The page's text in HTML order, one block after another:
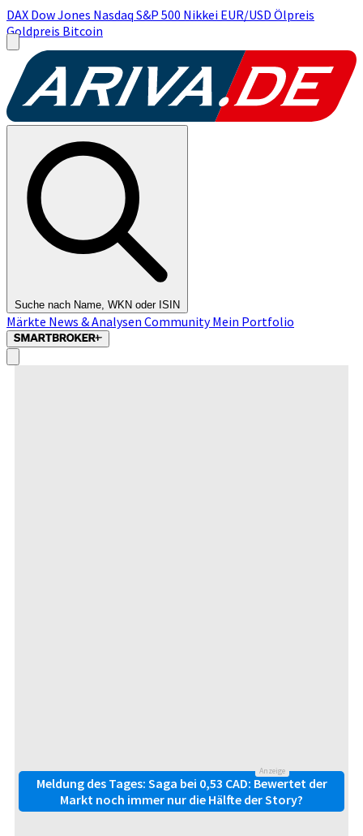
DAX Dow Jones Nasdaq S&P 500 Nikkei EUR/USD Ölpreis
Goldpreis Bitcoin
Suche nach Name, WKN oder ISIN
Märkte News & Analysen CommunityMein Portfolio
Anzeige
Meldung des Tages: Saga bei 0,53 CAD: Bewertet der
Markt noch immer nur die Hälfte der Story?